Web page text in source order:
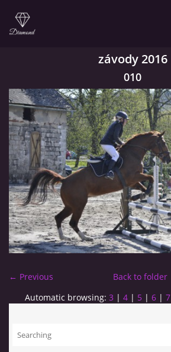
© 2026 eStránky.cz
závody 2016
010
← Previous
Back to folder
Automatic browsing: 3 | 4 | 5 | 6 | 7